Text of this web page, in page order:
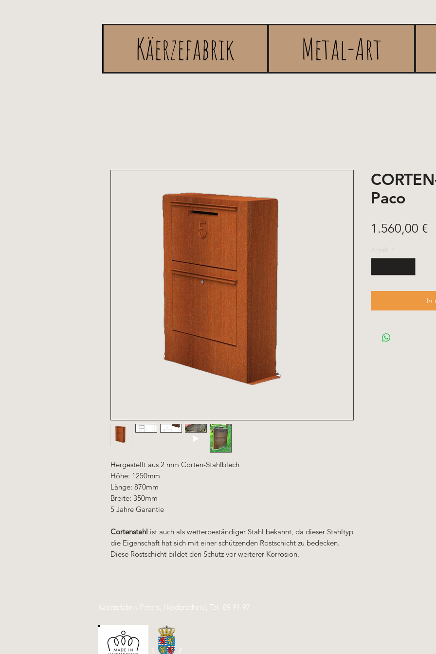
Käerzefabrik Metal-Art
Hergestellt aus 2 mm Corten-Stahlblech
Höhe: 1250mm
Länge: 870mm
Breite: 350mm
5 Jahre Garantie
Cortenstahl ist auch als wetterbeständiger Stahl bekannt, da dieser Stahltyp
die Eigenschaft hat sich mit einer schützenden Rostschicht zu bedecken.
Diese Rostschicht bildet den Schutz vor weiterer Korrosion.
Paco
1.560,00 €
Anzahl
In
Käerzefabrik Peters, Heiderscheid, Tel. 89 91 97